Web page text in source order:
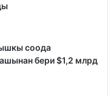
соода
бери $1,2 млрд